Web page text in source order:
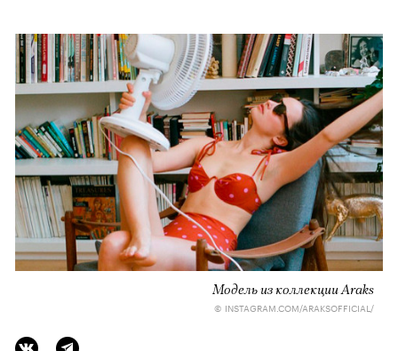
Модель из коллекции Araks
© INSTAGRAM.COM/ARAKSOFFICIAL/